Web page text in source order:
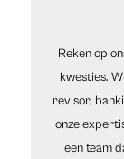
Reken op
kwesties.
revisor,
onze
een team